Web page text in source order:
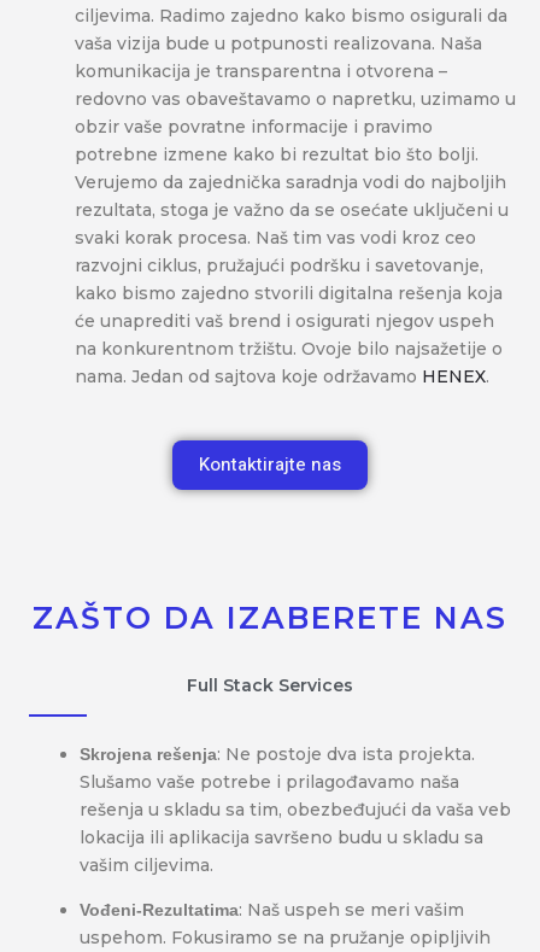
ciljevima. Radimo zajedno kako bismo osigurali da
vaša vizija bude u potpunosti realizovana. Naša
komunikacija je transparentna i otvorena –
redovno vas obaveštavamo o napretku, uzimamo u
obzir vaše povratne informacije i pravimo
potrebne izmene kako bi rezultat bio što bolji.
Verujemo da zajednička saradnja vodi do najboljih
rezultata, stoga je važno da se osećate uključeni u
svaki korak procesa. Naš tim vas vodi kroz ceo
razvojni ciklus, pružajući podršku i savetovanje,
kako bismo zajedno stvorili digitalna rešenja koja
će unaprediti vaš brend i osigurati njegov uspeh
na konkurentnom tržištu. Ovoje bilo najsažetije o
nama. Jedan od sajtova koje održavamo HENEX.
Kontaktirajte nas
ZAŠTO DA IZABERETE NAS
Full Stack Services
Skrojena rešenja: Ne postoje dva ista projekta.
Slušamo vaše potrebe i prilagođavamo naša
rešenja u skladu sa tim, obezbeđujući da vaša veb
lokacija ili aplikacija savršeno budu u skladu sa
vašim ciljevima.
Vođeni-Rezultatima: Naš uspeh se meri vašim
uspehom. Fokusiramo se na pružanje opipljivih